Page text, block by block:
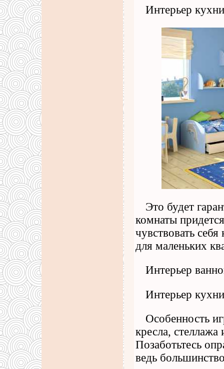
Интерьер
Это будет
комнаты
чувствовать
для маленьких
Интерьер
Интерьер
Особенность
кресла,
Позаботьтесь
ведь